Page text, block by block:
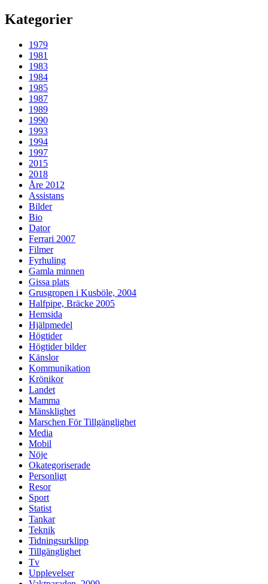
Kategorier
1979
1981
1983
1984
1985
1987
1989
1990
1993
1994
1997
2015
2018
Åre 2012
Assistans
Bilder
Bio
Dator
Ferrari 2007
Filmer
Fyrhuling
Gamla minnen
Gissa plats
Grusgropen i Kusböle, 2004
Halfpipe, Bräcke 2005
Hemsida
Hjälpmedel
Högtider
Högtider bilder
Känslor
Kommunikation
Krönikor
Landet
Mamma
Mänsklighet
Marschen För Tillgänglighet
Media
Mobil
Nöje
Okategoriserade
Personligt
Resor
Sport
Statist
Tankar
Teknik
Tidningsurklipp
Tillgänglighet
Tv
Upplevelser